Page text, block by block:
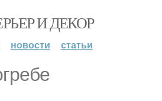
И ДЕКОР
новости статьи